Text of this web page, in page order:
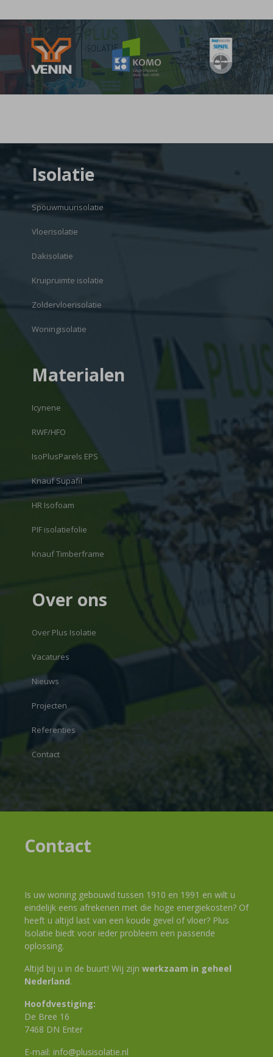
Isolatie
Spouwmuurisolatie
Vloerisolatie
Dakisolatie
Kruipruimte isolatie
Zoldervloerisolatie
Woningisolatie
Materialen
Icynene
RWF/HFO
IsoPlusParels EPS
Knauf Supafil
HR Isofoam
PIF isolatiefolie
Knauf Timberframe
Over ons
Over Plus Isolatie
Vacatures
Nieuws
Projecten
Referenties
Contact
Contact
Is uw woning gebouwd tussen 1910 en 1991 en wilt u
eindelijk eens afrekenen met die hoge energiekosten? Of
heeft u altijd last van een koude gevel of vloer? Plus
Isolatie biedt voor ieder probleem een passende
oplossing.
Altijd bij u in de buurt! Wij zijn werkzaam in geheel
Nederland.
Hoofdvestiging:
De Bree 16
7468 DN Enter
E-mail: info@plusisolatie.nl